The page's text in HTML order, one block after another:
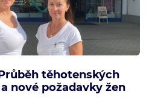
těhotenských
nové požadavky žen